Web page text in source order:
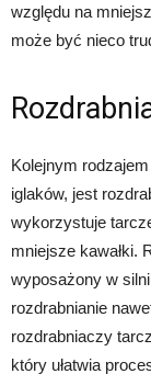
względu na
może być nieco
Kolejnym
iglaków, jest
wykorzystuje
mniejsze kawałki.
wyposażony w
rozdrabnianie
rozdrabniaczy
który ułatwia